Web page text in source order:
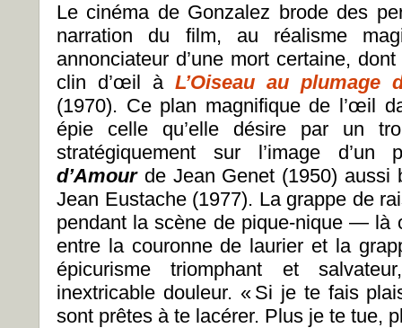
Le cinéma de Gonzalez brode des
narration du film, au réalisme
annonciateur d’une mort certaine,
clin d’œil à L’Oiseau au plumage
(1970). Ce plan magnifique de l’œil
épie celle qu’elle désire par un
stratégiquement sur l’image
d’Amour de Jean Genet (1950) aussi
Jean Eustache (1977). La grappe de
pendant la scène de pique-nique —
entre la couronne de laurier et la
épicurisme triomphant et
inextricable douleur. « Si je te fais
sont prêtes à te lacérer. Plus je te tue,